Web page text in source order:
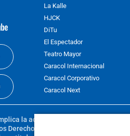
youtube-
La Kalle
HJCK
DiTu
El Espectador
Teatro Mayor
Caracol Internacional
Caracol Corporativo
Caracol Next
la aceptación de los
Derechos Reservados D.R.A.